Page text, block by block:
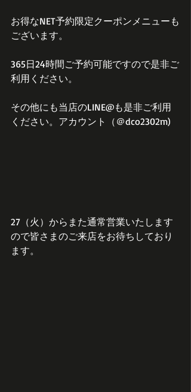
お得なNET予約限定クーポンメニューも
ございます。
365日24時間ご予約可能ですので是非ご
利用ください。
その他にも当店のLINE@も是非ご利用
ください。アカウント（＠dco2302m)
27（火）からまた通常営業いたします
ので皆さまのご来店をお待ちしており
ます。